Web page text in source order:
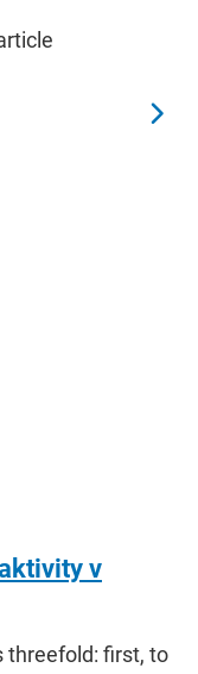
v
threefold: first, to